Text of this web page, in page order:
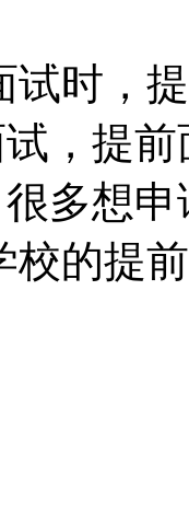
时，
，提
多想
的提